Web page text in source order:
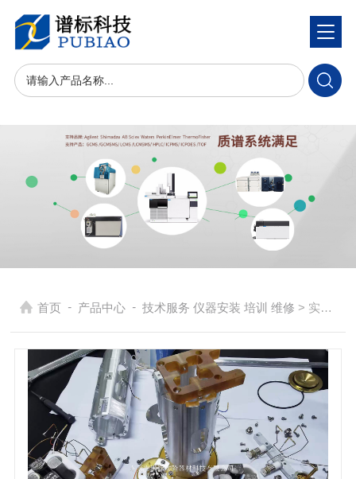
首页 - 产品中心 - 技术服务 仪器安装 培训 维修 > 实验室仪器设备售前全面维护保养-安捷伦LCMSMS 6460